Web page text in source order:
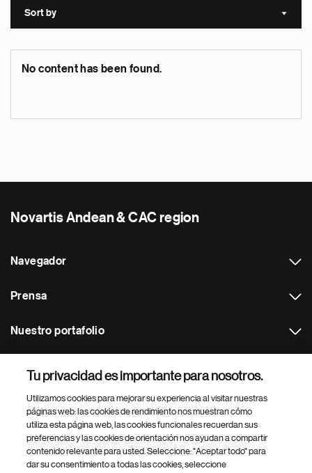
Sort by Sort
No content has been found.
Novartis Andean & CAC region
Navegador
Prensa
Nuestro portafolio
Footer Site Search
Tu privacidad es importante para nosotros.
Utilizamos cookies para mejorar su experiencia al visitar nuestras
páginas web: las cookies de rendimiento nos muestran cómo
utiliza esta página web, las cookies funcionales recuerdan sus
preferencias y las cookies de orientación nos ayudan a compartir
contenido relevante para usted. Seleccione: "Aceptar todo" para
dar su consentimiento a todas las cookies, seleccione